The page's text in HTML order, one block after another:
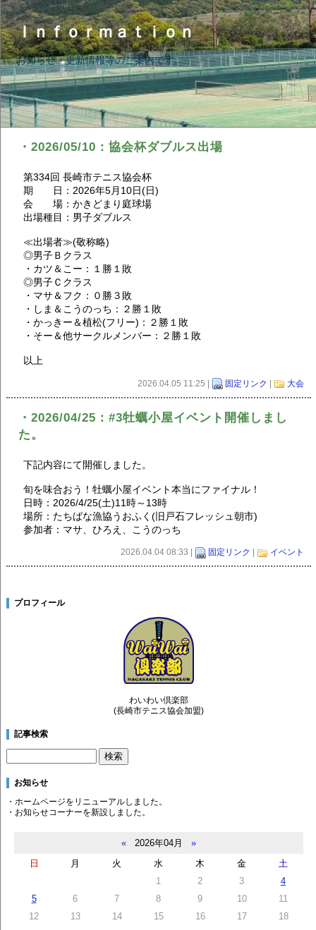
Ｉｎｆｏｒｍａｔｉｏｎ
お知らせ・更新情報等のご案内です。
・2026/05/10：協会杯ダブルス出場
第334回 長崎市テニス協会杯
期 日：2026年5月10日(日)
会 場：かきどまり庭球場
出場種目：男子ダブルス
≪出場者≫(敬称略)
◎男子Ｂクラス
・カツ＆こー：１勝１敗
◎男子Ｃクラス
・マサ＆フク：０勝３敗
・しま＆こうのっち：２勝１敗
・かっきー＆植松(フリー)：２勝１敗
・そー＆他サークルメンバー：２勝１敗
以上
2026.04.05 11:25 | 固定リンク | 大会
・2026/04/25：#3牡蠣小屋イベント開催しまし
た。
下記内容にて開催しました。
旬を味合おう！牡蠣小屋イベント本当にファイナル！
日時：2026/4/25(土)11時～13時
場所：たちばな漁協うおふく(旧戸石フレッシュ朝市)
参加者：マサ、ひろえ、こうのっち
2026.04.04 08:33 | 固定リンク イベント
プロフィール
わいわい倶楽部
(長崎市テニス協会加盟)
記事検索
お知らせ
・ホームページをリニューアルしました。
・お知らせコーナーを新設しました。
« 2026年04月
»
日
月 火 水 木 金
土
1
2 3
4
5
6 7 8 9 10
11
12
13 14 15 16 17
18